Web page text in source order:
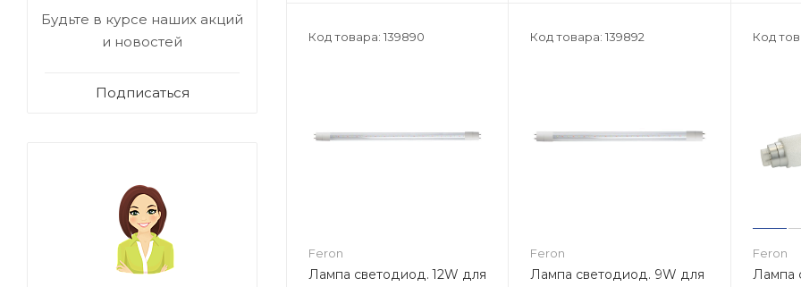
Код товара: 139890
Feron
Лампа светодиод. 12W для
Код товара: 139892
Feron
Лампа светодиод. 9W для
Код
Feron
Лампа
Будьте в курсе наших акций
и новостей
Подписаться